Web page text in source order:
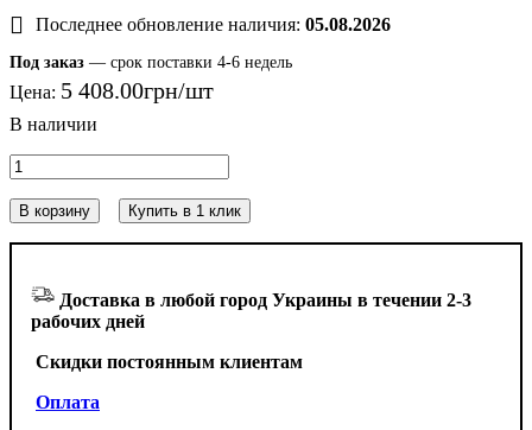
Последнее обновление наличия: 05.08.2026
Под заказ — срок поставки 4-6 недель
Цена: 5 408.00грн
В корзину Купить в 1 клик
Доставка в любой город Украины в течении 2-3
рабочих дней
Cкидки постоянным клиентам
Оплата